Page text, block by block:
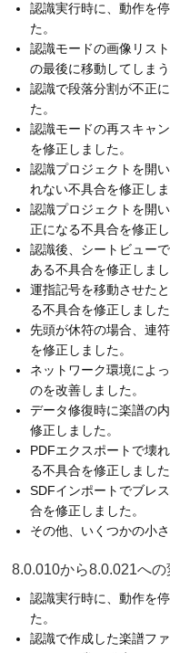
認識実行時に、動作を
た。
認識モードの画像リス
の最後に移動してしま
認識で段落分割が不正
た。
認識モードの再スキャ
を修正しました。
認識プロジェクトを開
れない不具合を修正しま
認識プロジェクトを開
正になる不具合を修正し
認識後、シートビュー
ある不具合を修正しまし
運指記号を移動させた
る不具合を修正しました
先頭が休符の場合、連
を修正しました。
ネットワーク環境によ
のを改善しました。
データ修復時に楽譜の
修正しました。
PDFエクスポートで壊
る不具合を修正しました
SDFインポートでブレ
合を修正しました。
その他、いくつかの小
8.0.010から8.0.021への
認識実行時に、動作を
た。
認識で作成した楽譜フ